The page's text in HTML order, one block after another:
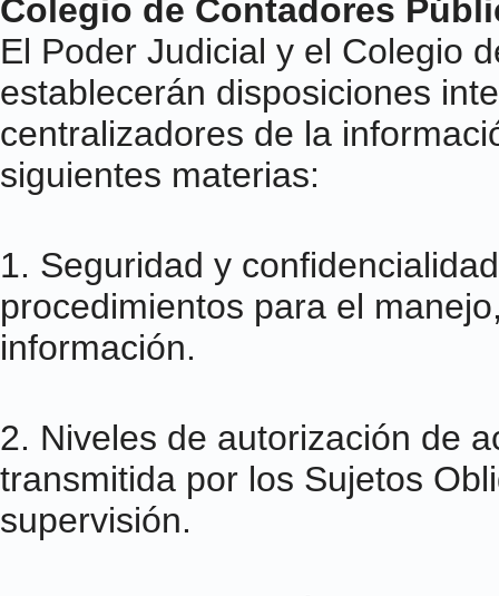
Colegio de Contadores
El Poder Judicial y el Colegio
establecerán disposiciones
centralizadores de la
siguientes materias:
1. Seguridad y
procedimientos para el
información.
2. Niveles de autorización de
transmitida por los Sujetos
supervisión.